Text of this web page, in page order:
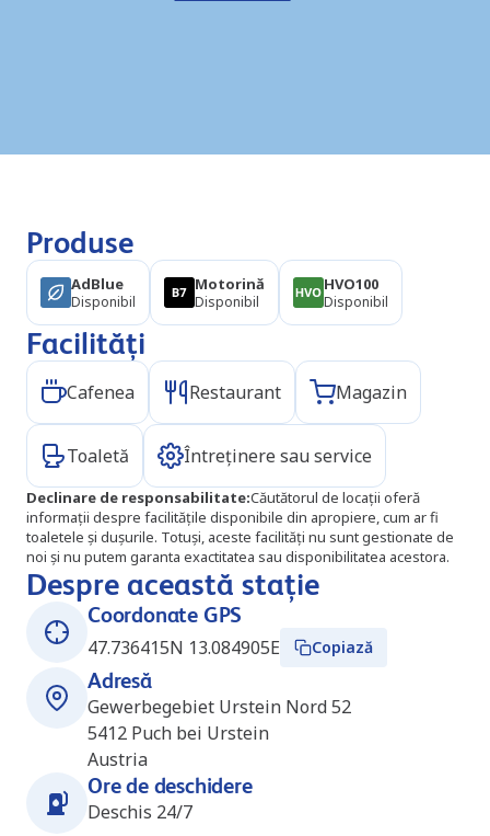
Produse
AdBlue
Disponibil
Motorină
Disponibil
HVO100
Disponibil
Facilități
Cafenea Restaurant Magazin
Toaletă Întreținere sau service
Declinare de responsabilitate:Căutătorul de locații oferă
informații despre facilitățile disponibile din apropiere, cum ar fi
toaletele și dușurile. Totuși, aceste facilități nu sunt gestionate de
noi și nu putem garanta exactitatea sau disponibilitatea acestora.
Despre această stație
Coordonate GPS
47.736415N 13.084905E
Copiază
Adresă
Gewerbegebiet Urstein Nord 52
5412 Puch bei Urstein
Austria
Ore de deschidere
Deschis 24/7